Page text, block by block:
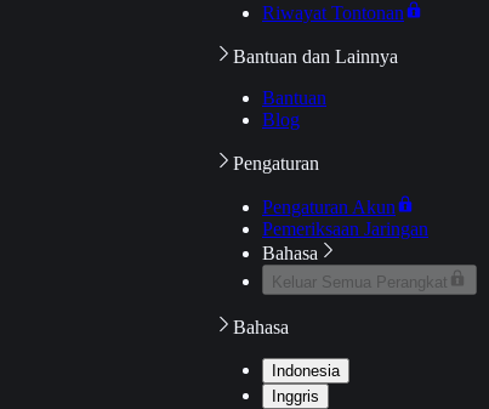
Riwayat Tontonan
Bantuan dan Lainnya
Bantuan
Blog
Pengaturan
Pengaturan Akun
Pemeriksaan Jaringan
Bahasa
Keluar Semua Perangkat
Bahasa
Indonesia
Inggris